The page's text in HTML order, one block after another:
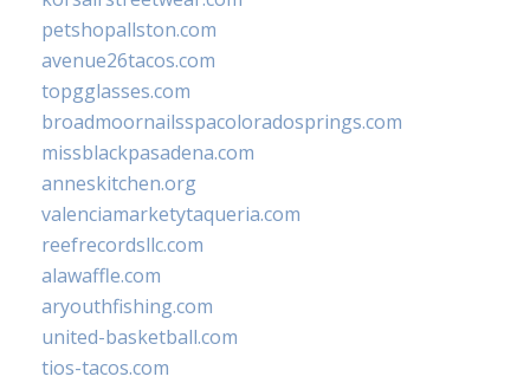
petshopallston.com
avenue26tacos.com
topgglasses.com
broadmoornailsspacoloradosprings.com
missblackpasadena.com
anneskitchen.org
valenciamarketytaqueria.com
reefrecordsllc.com
alawaffle.com
aryouthfishing.com
united-basketball.com
tios-tacos.com